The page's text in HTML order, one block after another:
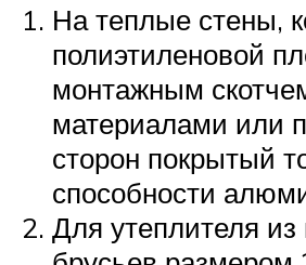
На теплые стены,
полиэтиленовой
монтажным
материалами или
сторон покрытый
способности
Для утеплителя